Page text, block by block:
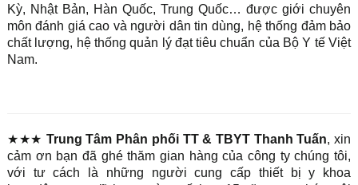
Kỳ, Nhật Bản, Hàn Quốc, Trung Quốc… được giới chuyên
môn đánh giá cao và người dân tin dùng, hệ thống đảm bảo
chất lượng, hệ thống quản lý đạt tiêu chuẩn của Bộ Y tế Việt
Nam.
★★★ Trung Tâm Phân phối TT & TBYT Thanh Tuấn, xin
cảm ơn bạn đã ghé thăm gian hàng của công ty chúng tôi,
với tư cách là những người cung cấp thiết bị y khoa